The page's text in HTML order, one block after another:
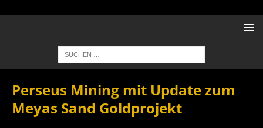
Perseus Mining mit Update zum
Meyas Sand Goldprojekt